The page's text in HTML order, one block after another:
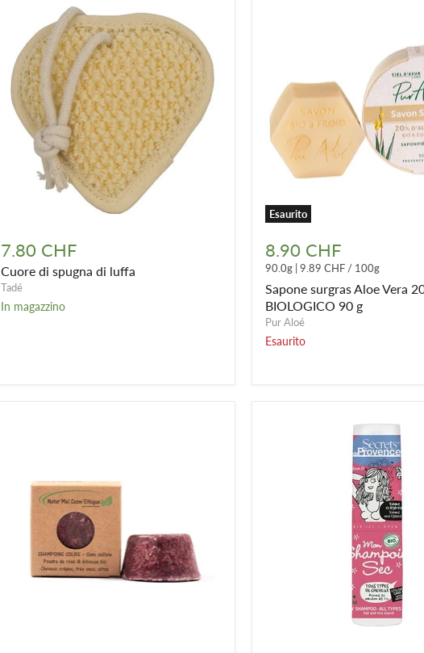
di
spugna
di
luffa
7.80 CHF
Cuore di spugna di luffa
Tadé
In magazzino
Esaurito
surgras
Aloe
Vera
20%
BIOLOGICO
90
g
8.90 CHF
90.0g 9.89 CHF/ 100g
Sapone surgras Aloe Vera
BIOLOGICO 90 g
Pur Aloé
Esaurito